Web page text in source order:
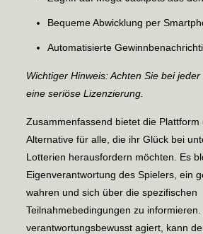
Bequeme Abwicklung per
Automatisierte
Wichtiger Hinweis: Achten Sie bei
eine seriöse Lizenzierung.
Zusammenfassend bietet die Plattform
Alternative für alle, die ihr Glück bei
Lotterien herausfordern möchten. Es
Eigenverantwortung des Spielers, ein
wahren und sich über die spezifischen
Teilnahmebedingungen zu informieren.
verantwortungsbewusst agiert, kann